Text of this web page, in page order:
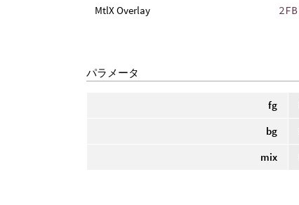
MtlX Overlay 2FB
パラメータ
fg
bg
mix